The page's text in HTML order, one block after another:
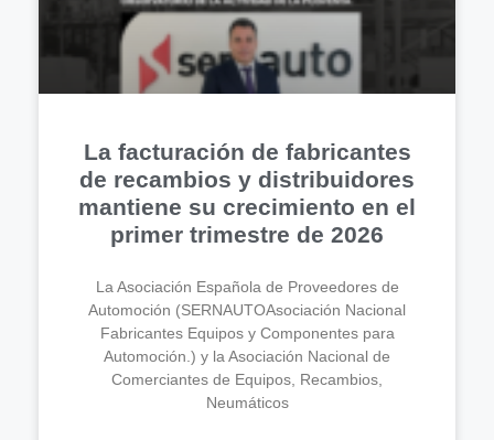
La facturación de fabricantes
de recambios y distribuidores
mantiene su crecimiento en el
primer trimestre de 2026
La Asociación Española de Proveedores de
Automoción (SERNAUTOAsociación Nacional
Fabricantes Equipos y Componentes para
Automoción.) y la Asociación Nacional de
Comerciantes de Equipos, Recambios,
Neumáticos